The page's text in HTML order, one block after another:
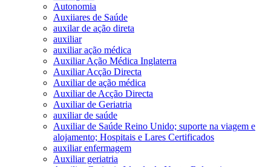
Autonomia
Auxiiares de Saúde
auxilar de ação direta
auxiliar
auxiliar ação médica
Auxiliar Ação Médica Inglaterra
Auxiliar Acção Directa
Auxiliar de ação médica
Auxiliar de Acção Directa
Auxiliar de Geriatria
auxiliar de saúde
Auxiliar de Saúde Reino Unido; suporte na viagem e
alojamento; Hospitais e Lares Certificados
auxiliar enfermagem
Auxiliar geriatria